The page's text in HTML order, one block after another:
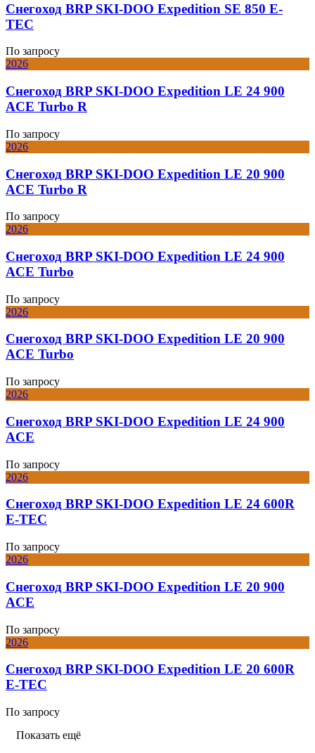
Снегоход BRP SKI-DOO Expedition SE 850 E-
TEC
По запросу
2026
Снегоход BRP SKI-DOO Expedition LE 24 900
ACE Turbo R
По запросу
2026
Снегоход BRP SKI-DOO Expedition LE 20 900
ACE Turbo R
По запросу
2026
Снегоход BRP SKI-DOO Expedition LE 24 900
ACE Turbo
По запросу
2026
Снегоход BRP SKI-DOO Expedition LE 20 900
ACE Turbo
По запросу
2026
Снегоход BRP SKI-DOO Expedition LE 24 900
ACE
По запросу
2026
Снегоход BRP SKI-DOO Expedition LE 24 600R
E-TEC
По запросу
2026
Снегоход BRP SKI-DOO Expedition LE 20 900
ACE
По запросу
2026
Снегоход BRP SKI-DOO Expedition LE 20 600R
E-TEC
По запросу
Показать ещё